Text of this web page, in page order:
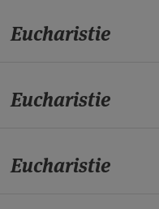
Eucharistie
Eucharistie
Eucharistie